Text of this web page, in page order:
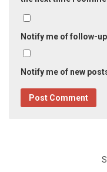
Notify me of follow-
Notify me of new